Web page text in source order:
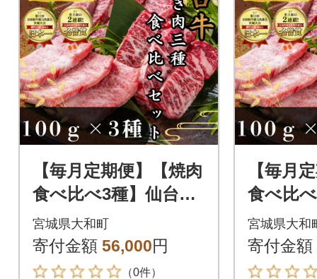
【毎月定期便】【焼肉
食べ比べ3種】仙台牛
ザブトン・トモサン
カク・マルシン 100
g×各1パック全4回
宮城県大和町
寄付金額 56,000円
（0件）
【毎月
食べ比
ザブト
カク・
g×各1パ
宮城県大和
寄付金額